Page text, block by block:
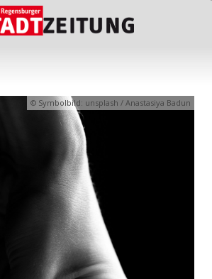
Symbolbild: unsplash / Anastasiya Badun